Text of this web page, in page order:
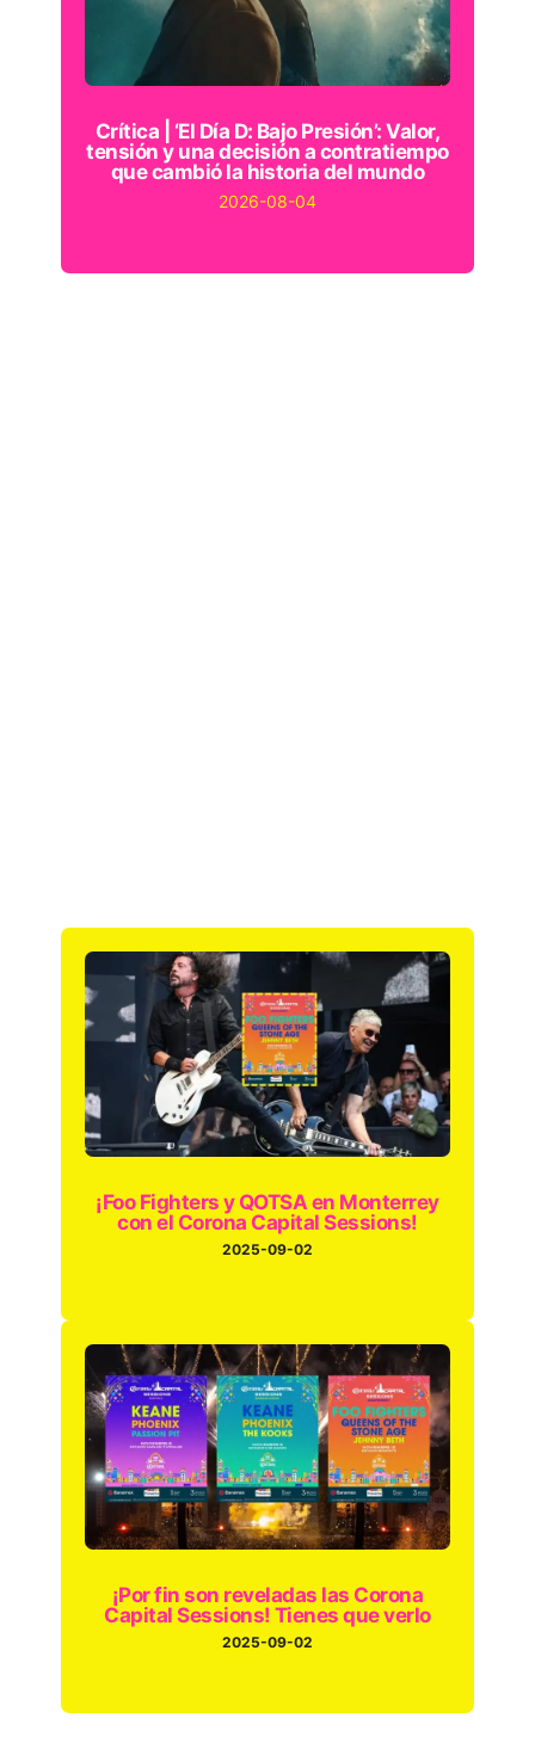
Crítica | ‘El Día D: Bajo Presión’: Valor,
tensión y una decisión a contratiempo
que cambió la historia del mundo
2026-08-04
¡Foo Fighters y QOTSA en Monterrey
con el Corona Capital Sessions!
2025-09-02
¡Por fin son reveladas las Corona
Capital Sessions! Tienes que verlo
2025-09-02